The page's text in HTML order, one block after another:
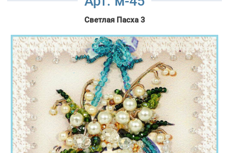
Светлая Пасха 3